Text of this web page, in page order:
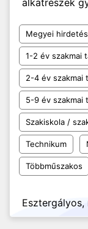
alkatrészek
Megyei hirdetés
1-2 év szakmai
2-4 év szakmai
5-9 év szakmai
Szakiskola /
Technikum
Többműszakos
Esztergályos,